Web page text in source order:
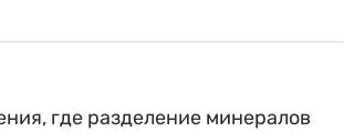
где разделение минералов